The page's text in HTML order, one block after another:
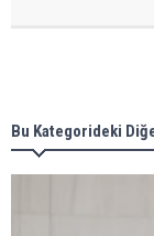
Bu Kategorideki